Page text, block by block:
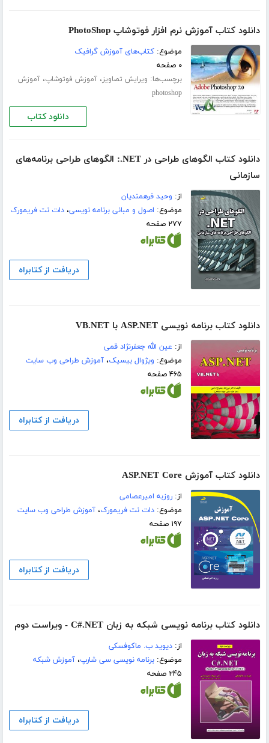
دانلود کتاب آموزش نرم افزار فوتوشاپ PhotoShop
موضوع:کتاب‌های آموزش گرافیک
۰ صفحه
برچسب‌ها: ویرایش تصاویز،آموزش فوتوشاپ،آموزش
photoshop
دانلود کتاب
دانلود کتاب الگوهای طراحی در NET.: الگوهای طراحی برنامه‌های
سازمانی
از: وحید فرهمندیان
موضوع: اصول و مبانی برنامه نویسی،دات نت فریمورک
۲۷۷ صفحه
دریافت از کتابراه
دانلود کتاب برنامه نویسی ASP.NET با VB.NET
از: عین الله جعفرنژاد قمی
موضوع: ویژوال بیسیک،آموزش طراحی وب سایت
۴۶۵ صفحه
دریافت از کتابراه
دانلود کتاب آموزش ASP.NET Core
از:روزبه امیرعصامی
موضوع:دات نت فریمورک،آموزش طراحی وب سایت
۱۹۷ صفحه
دریافت از کتابراه
دانلود کتاب برنامه نویسی شبکه به زبان C#.NET - ویراست دوم
از:دیوید ب. ماکوفسکی
موضوع:برنامه نویسی سی شارپ،آموزش شبکه
۲۴۵ صفحه
دریافت از کتابراه